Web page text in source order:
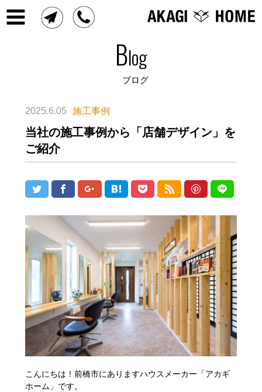
Blog
ブログ
2025.6.05 施工事例
当社の施工事例から「店舗デザイン」を
ご紹介
こんにちは！前橋市にありますハウスメーカー「アカギ
ホーム」です。